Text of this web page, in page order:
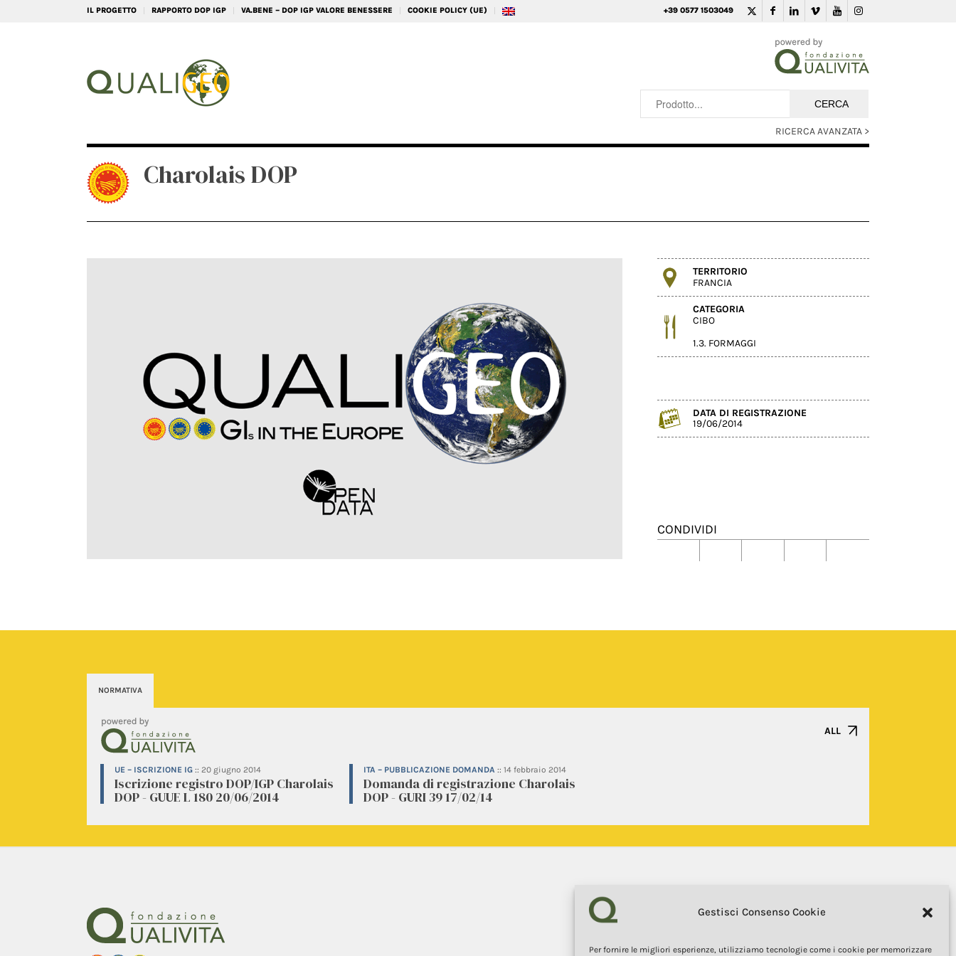
Gestisci Consenso Cookie
Per fornire le migliori esperienze, utilizziamo tecnologie come i cookie per memorizzare
IL PROGETTO RAPPORTO DOP IGP VA.BENE – DOP IGP VALORE BENESSERE COOKIE POLICY (UE) +39 0577 1503049
RICERCA AVANZATA >
Charolais DOP
TERRITORIO
FRANCIA
CATEGORIA
CIBO
1.3. FORMAGGI
DATA DI REGISTRAZIONE
19/06/2014
CONDIVIDI
NORMATIVA
ALL
UE – ISCRIZIONE IG :: 20 giugno 2014
Iscrizione registro DOP/IGP Charolais
DOP - GUUE L 180 20/06/2014
ITA – PUBBLICAZIONE DOMANDA ::14 febbraio 2014
Domanda di registrazione Charolais
DOP - GURI 39 17/02/14